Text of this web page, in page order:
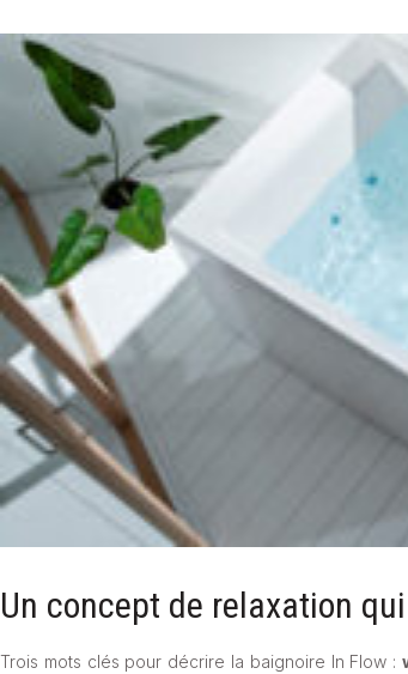
Un concept de relaxation
Trois mots clés pour décrire la baignoire In Flow :